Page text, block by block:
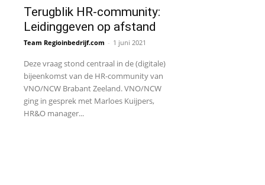
Terugblik HR-community:
Leidinggeven op afstand
Team Regioinbedrijf.com - 1 juni 2021
Deze vraag stond centraal in de (digitale)
bijeenkomst van de HR-community van
VNO/NCW Brabant Zeeland. VNO/NCW
ging in gesprek met Marloes Kuijpers,
HR&O manager...